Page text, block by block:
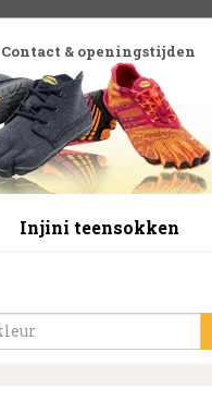
Contact & openingstijden
Injini teensokken